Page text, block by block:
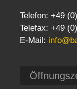
Telefon: +49
Telefax: +49
E-Mail: